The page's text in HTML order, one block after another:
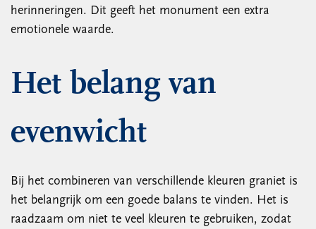
herinneringen. Dit geeft het monument een extra
emotionele waarde.
Het belang van
evenwicht
Bij het combineren van verschillende kleuren graniet is
het belangrijk om een ​​goede balans te vinden. Het is
raadzaam om niet te veel kleuren te gebruiken, zodat